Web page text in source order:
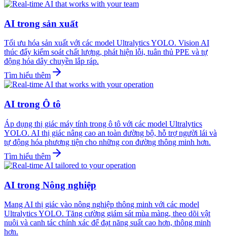
AI trong sản xuất
Tối ưu hóa sản xuất với các model Ultralytics YOLO. Vision AI
thúc đẩy kiểm soát chất lượng, phát hiện lỗi, tuân thủ PPE và tự
động hóa dây chuyền lắp ráp.
Tìm hiểu thêm
AI trong Ô tô
Áp dụng thị giác máy tính trong ô tô với các model Ultralytics
YOLO. AI thị giác nâng cao an toàn đường bộ, hỗ trợ người lái và
tự động hóa phương tiện cho những con đường thông minh hơn.
Tìm hiểu thêm
AI trong Nông nghiệp
Mang AI thị giác vào nông nghiệp thông minh với các model
Ultralytics YOLO. Tăng cường giám sát mùa màng, theo dõi vật
nuôi và canh tác chính xác để đạt năng suất cao hơn, thông minh
hơn.